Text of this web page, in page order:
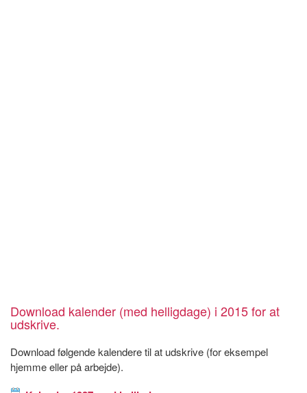
Download kalender (med helligdage) i 2015 for at
udskrive.
Download følgende kalendere til at udskrive (for eksempel
hjemme eller på arbejde).